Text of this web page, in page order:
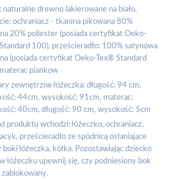
naturalne drewno lakierowane na biało,
ochraniacz - tkanina pikowana 80%
20% poliester (posiada certyfikat Oeko-
Standard 100), prześcieradło: 100% satynowa
(posiada certyfikat Oeko-Tex® Standard
piankow
zewnętrzne łóżeczka: długość: 94 cm,
44cm, wysokość: 91cm, materac:
40cm, długość: 90 cm, wysokość: 5cm
produktu wchodzi: łóżeczko, ochraniacz,
prześcieradło ze spódnicą osłaniające
łóżeczka, kółka. Pozostawiając dziecko
łóżeczku upewnij się, czy podniesiony bok
zablokowany.